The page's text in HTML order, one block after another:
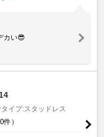
カい😎
イプ:スタッドレス
件）